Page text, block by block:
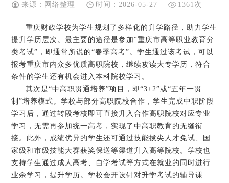
来源：网络整理 时间：2026-05-27 1361次
重庆财政学校为学生规划了多样化的升学路径，助力学生
提升学历层次。最主要的途径是参加“重庆市高等职业教育分
类考试”，即通常所说的“春季高考”。学生通过该考试，可以
报考重庆市内众多优质高职院校，继续攻读大专学历，符合
条件的学生还有机会进入本科院校学习。
其次是“中高职贯通培养”项目，即“3+2”或“五年一贯
制”培养模式。学校与部分高职院校合作，学生完成中职阶段
学习后，通过转段考核即可直接升入合作高职院校对应专业
学习，无需再参加统一高考，实现了中高职教育的无缝衔
接。此外，成绩优异的学生还可通过技能拔尖人才免试、国
家级和市级技能大赛获奖保送等渠道升入高等院校。学校也
支持学生通过成人高考、自学考试等方式在就业的同时进行
业余学习，提升学历。学校会开设针对升学考试的辅导课